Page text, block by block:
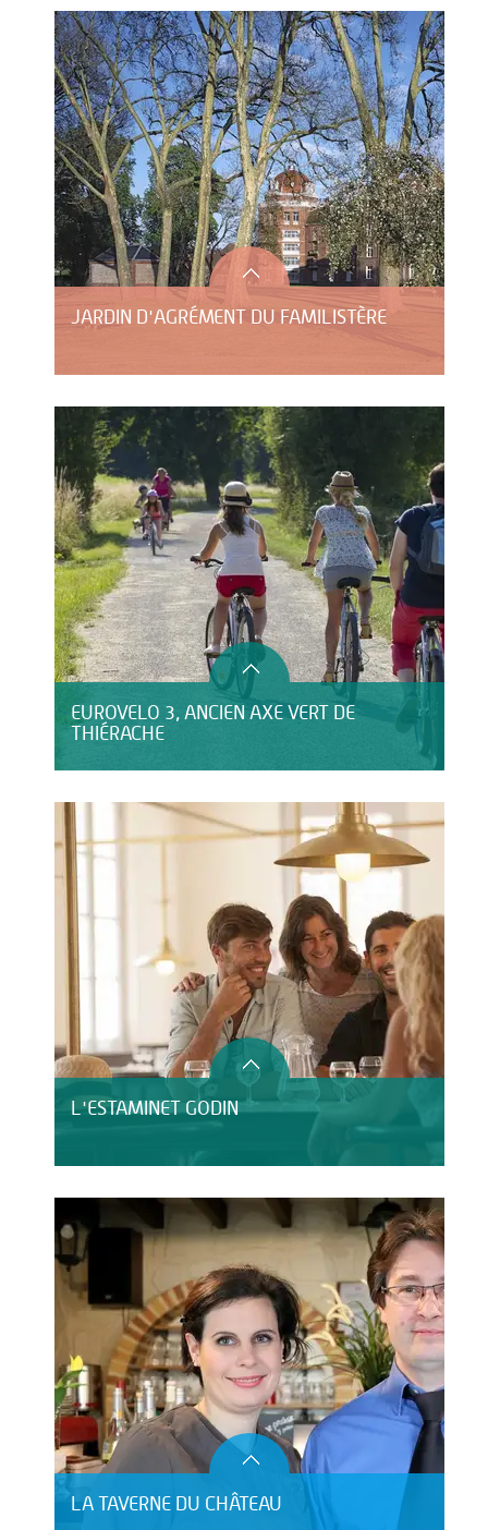
JARDIN D'AGRÉMENT DU FAMILISTÈRE
EUROVELO 3, ANCIEN AXE VERT DE
THIÉRACHE
L'ESTAMINET GODIN
LA TAVERNE DU CHÂTEAU